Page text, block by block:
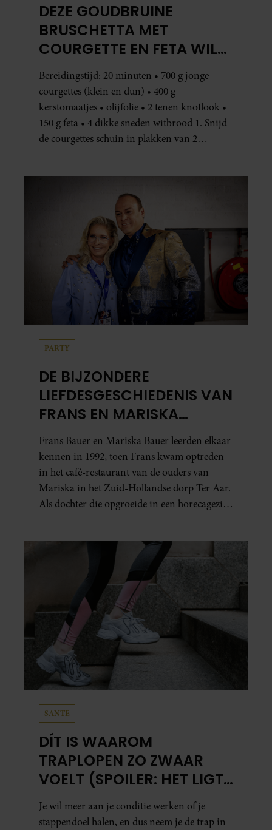
DEZE GOUDBRUINE
BRUSCHETTA MET
COURGETTE EN FETA WIL
JE METEEN MAKEN
Bereidingstijd: 20 minuten • 700 g jonge
courgettes (klein en dun) • 400 g
kerstomaatjes • olijfolie • 2 tenen knoflook •
150 g feta • 4 dikke sneden witbrood 1. Snijd
de courgettes schuin in plakken van 2
PARTY
DE BIJZONDERE
LIEFDESGESCHIEDENIS VAN
FRANS EN MARISKA
BAUER: OOK IN BED
ELKAARS EERSTE
Frans Bauer en Mariska Bauer leerden elkaar
kennen in 1992, toen Frans kwam optreden
in het café-restaurant van de ouders van
Mariska in het Zuid-Hollandse dorp Ter Aar.
Als dochter die opgroeide in een horecagezin
SANTE
DÍT IS WAAROM
TRAPLOPEN ZO ZWAAR
VOELT (SPOILER: HET LIGT
NIET AAN JE CONDITIE)
Je wil meer aan je conditie werken of je
stappendoel halen, en dus neem je de trap in